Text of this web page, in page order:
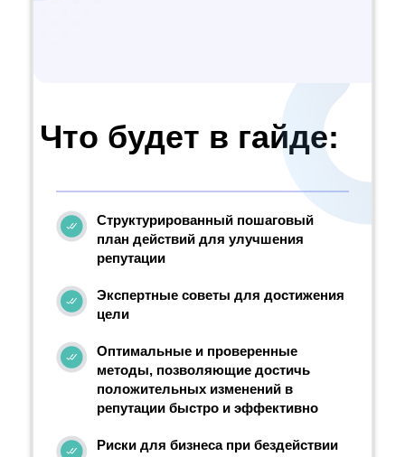
Что будет в гайде:
Структурированный пошаговый
план действий для улучшения
репутации
Экспертные советы для достижения
цели
Оптимальные и проверенные
методы, позволяющие достичь
положительных изменений в
репутации быстро и эффективно
Риски для бизнеса при бездействии